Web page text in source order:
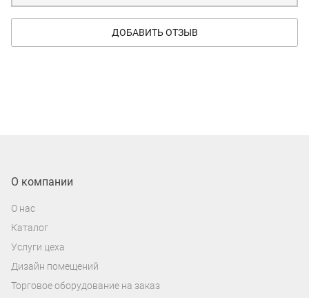
ДОБАВИТЬ ОТЗЫВ
О компании
О нас
Каталог
Услуги цеха
Дизайн помещений
Торговое оборудование на заказ